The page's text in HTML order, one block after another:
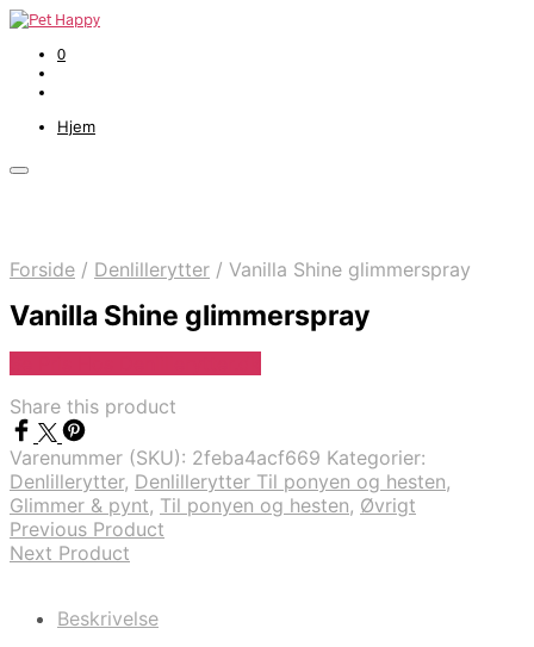
0
Hjem
Forside / Denlillerytter / Vanilla Shine glimmerspray
Vanilla Shine glimmerspray
Share this product
Varenummer (SKU): 2feba4acf669 Kategorier:
Denlillerytter, Denlillerytter Til ponyen og hesten,
Glimmer & pynt, Til ponyen og hesten, Øvrigt
Previous Product
Next Product
Beskrivelse